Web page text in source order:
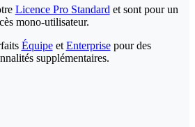
Licence Pro Standard et sont pour un
mono-utilisateur.
Équipeet Enterprisepour des
supplémentaires.